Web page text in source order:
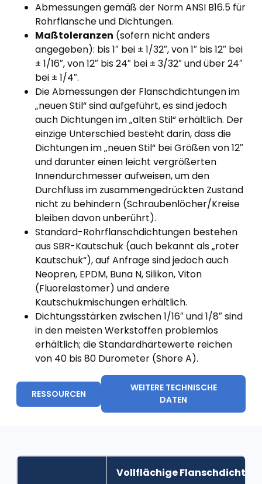
Abmessungen gemäß der Norm ANSI B16.5 für
Rohrflansche und Dichtungen.
Maßtoleranzen (sofern nicht anders
angegeben): bis 1″ bei ± 1/32″, von 1″ bis 12″ bei
± 1/16″, von 12″ bis 24″ bei ± 3/32″ und über 24″
bei ± 1/4″.
Die Abmessungen der Flanschdichtungen im
„neuen Stil“ sind aufgeführt, es sind jedoch
auch Dichtungen im „alten Stil“ erhältlich. Der
einzige Unterschied besteht darin, dass die
Dichtungen im „neuen Stil“ bei Größen von 12″
und darunter einen leicht vergrößerten
Innendurchmesser aufweisen, um den
Durchfluss im zusammengedrückten Zustand
nicht zu behindern (Schraubenlöcher/Kreise
bleiben davon unberührt).
Standard-Rohrflanschdichtungen bestehen
aus SBR-Kautschuk (auch bekannt als „roter
Kautschuk“), auf Anfrage sind jedoch auch
Neopren, EPDM, Buna N, Silikon, Viton
(Fluorelastomer) und andere
Kautschukmischungen erhältlich.
Dichtungsstärken zwischen 1/16″ und 1/8″ sind
in den meisten Werkstoffen problemlos
erhältlich; die Standardhärtewerte reichen
von 40 bis 80 Durometer (Shore A).
RESSOURCEN
WEITERE TECHNISCHE
DATEN
Vollflächige